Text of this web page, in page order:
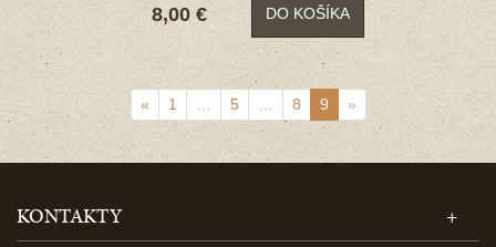
8,00 € DO KOŠÍKA
« 1 … 5 … 8 9 »
KONTAKTY